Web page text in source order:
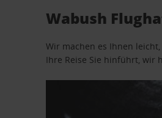
Wabush
Wir machen es Ihnen
Ihre Reise Sie hinführt, wir